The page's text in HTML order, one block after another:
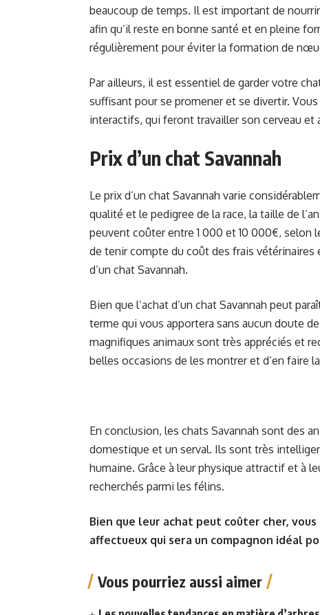
beaucoup de temps. Il est important de
afin qu’il reste en bonne santé et en pleine
régulièrement pour éviter la formation de
Par ailleurs, il est essentiel de garder votre
suffisant pour se promener et se divertir.
interactifs, qui feront travailler son cerveau
Prix d’un chat Savannah
Le prix d’un chat Savannah varie
qualité et le pedigree de la race, la taille de
peuvent coûter entre 1 000 et 10 000€,
de tenir compte du coût des frais vétérinaires
d’un chat Savannah.
Bien que l’achat d’un chat Savannah peut
terme qui vous apportera sans aucun doute
magnifiques animaux sont très appréciés et
belles occasions de les montrer et d’en faire
En conclusion, les chats Savannah sont des
domestique et un serval. Ils sont très
humaine. Grâce à leur physique attractif et à
recherchés parmi les félins.
Bien que leur achat peut coûter cher,
affectueux qui sera un compagnon idéal
Vous pourriez aussi aimer